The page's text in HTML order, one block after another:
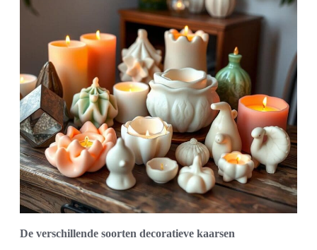
De verschillende soorten decoratieve kaarsen